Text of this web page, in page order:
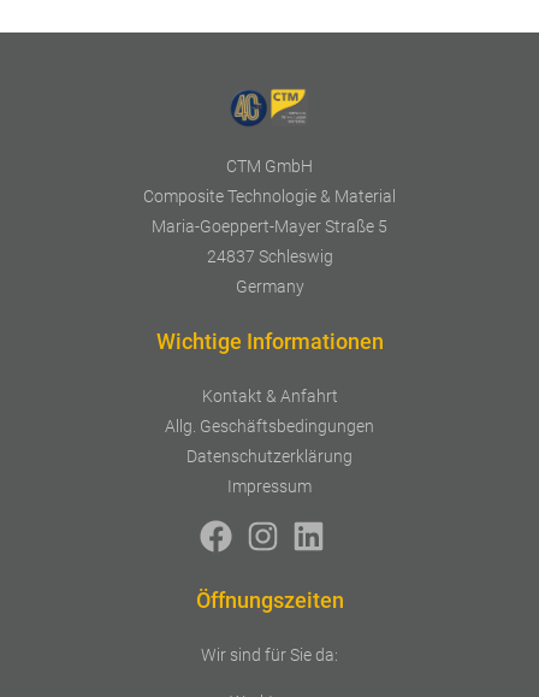
CTM GmbH
Composite Technologie & Material
Maria-Goeppert-Mayer Straße 5
24837 Schleswig
Germany
Wichtige Informationen
Kontakt & Anfahrt
Allg. Geschäftsbedingungen
Datenschutzerklärung
Impressum
Öffnungszeiten
Wir sind für Sie da: